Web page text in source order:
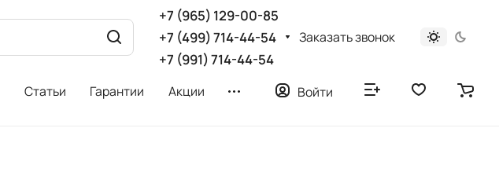
+7 (965) 129-00-85
+7 (499) 714-44-54
+7 (991) 714-44-54
Заказать звонок
Статьи Гарантии Акции Войти